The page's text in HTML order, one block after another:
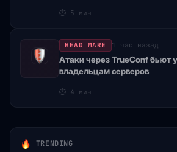
⏱ 5 мин
HEAD MARE 1 час назад
Атаки через TrueConf бьют
владельцам серверов
⏱ 4 мин
TRENDING